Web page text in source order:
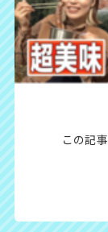
この記